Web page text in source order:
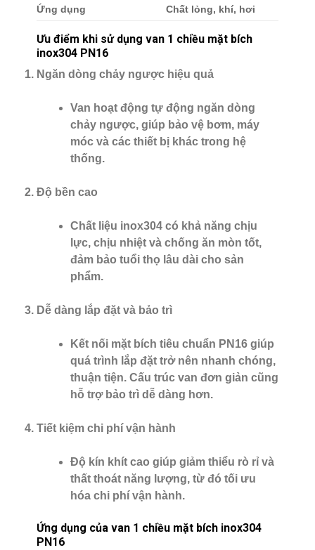
Ứng dụng Chất lỏng, khí, hơi
Ưu điểm khi sử dụng van 1 chiều mặt bích
inox304 PN16
Ngăn dòng chảy ngược hiệu quả
Van hoạt động tự động ngăn dòng
chảy ngược, giúp bảo vệ bơm, máy
móc và các thiết bị khác trong hệ
thống.
Độ bền cao
Chất liệu inox304 có khả năng chịu
lực, chịu nhiệt và chống ăn mòn tốt,
đảm bảo tuổi thọ lâu dài cho sản
phẩm.
Dễ dàng lắp đặt và bảo trì
Kết nối mặt bích tiêu chuẩn PN16 giúp
quá trình lắp đặt trở nên nhanh chóng,
thuận tiện. Cấu trúc van đơn giản cũng
hỗ trợ bảo trì dễ dàng hơn.
Tiết kiệm chi phí vận hành
Độ kín khít cao giúp giảm thiểu rò rỉ và
thất thoát năng lượng, từ đó tối ưu
hóa chi phí vận hành.
Ứng dụng của van 1 chiều mặt bích inox304
PN16